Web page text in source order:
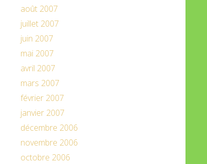
août 2007
juillet 2007
juin 2007
mai 2007
avril 2007
mars 2007
février 2007
janvier 2007
décembre 2006
novembre 2006
octobre 2006